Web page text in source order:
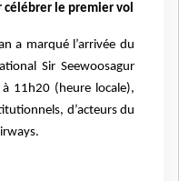
le premier vol
a marqué l’arrivée du
Sir Seewoosagur
11h20 (heure locale),
d’acteurs du